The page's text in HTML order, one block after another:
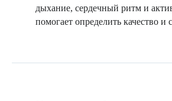
дыхание, сердечный ритм и
помогает определить качество и